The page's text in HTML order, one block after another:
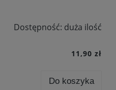
Dostępność: duża ilość
11,90 zł
Do koszyka